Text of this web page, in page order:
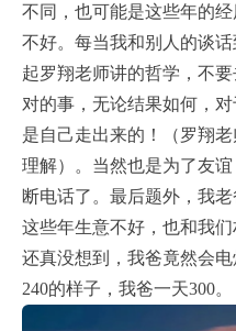
不同，也可能是这些年的
不好。每当我和别人的谈
起罗翔老师讲的哲学，不
对的事，无论结果如何，
是自己走出来的！（罗翔
理解）。当然也是为了友
断电话了。最后题外，我
这些年生意不好，也和我
还真没想到，我爸竟然会
240的样子，我爸一天300。